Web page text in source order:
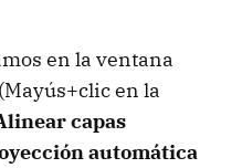
en la ventana
en la
capas
automática